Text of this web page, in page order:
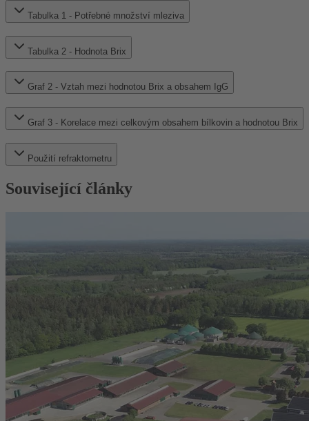
Tabulka 1 - Potřebné množství mleziva
Tabulka 2 - Hodnota Brix
Graf 2 - Vztah mezi hodnotou Brix a obsahem IgG
Graf 3 - Korelace mezi celkovým obsahem bílkovin a hodnotou Brix
Použití refraktometru
Související články